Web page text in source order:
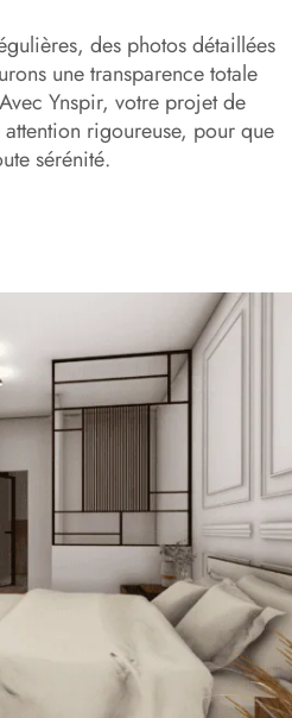
des photos détaillées
une transparence totale
Ynspir, votre projet de
rigoureuse, pour que
sérénité.